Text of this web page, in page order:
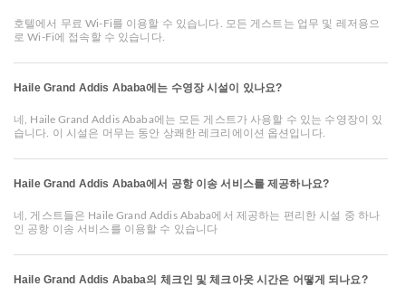
호텔에서 무료 Wi-Fi를 이용할 수 있습니다. 모든 게스트는 업무 및 레저용으
로 Wi-Fi에 접속할 수 있습니다.
Haile Grand Addis Ababa에는 수영장 시설이 있나요?
네, Haile Grand Addis Ababa에는 모든 게스트가 사용할 수 있는 수영장이 있
습니다. 이 시설은 머무는 동안 상쾌한 레크리에이션 옵션입니다.
Haile Grand Addis Ababa에서 공항 이송 서비스를 제공하나요?
네, 게스트들은 Haile Grand Addis Ababa에서 제공하는 편리한 시설 중 하나
인 공항 이송 서비스를 이용할 수 있습니다
Haile Grand Addis Ababa의 체크인 및 체크아웃 시간은 어떻게 되나요?